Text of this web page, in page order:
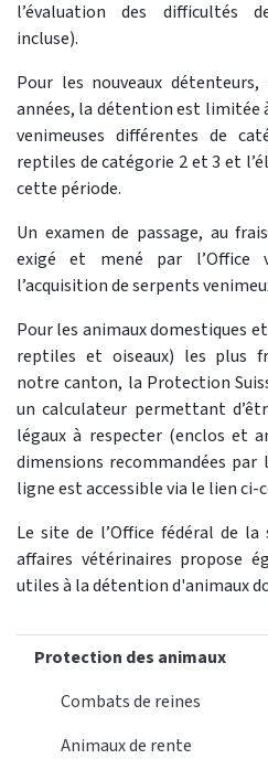
l’évaluation des difficultés
incluse).
Pour les nouveaux
années, la détention est limitée
venimeuses différentes de
reptiles de catégorie 2 et 3 et
cette période.
Un examen de passage, au
exigé et mené par l’Office
l’acquisition de serpents
Pour les animaux domestiques
reptiles et oiseaux) les plus
notre canton, la Protection
un calculateur permettant
légaux à respecter (enclos et
dimensions recommandées par
ligne est accessible via le lien ci-
Le site de l’Office fédéral de
affaires vétérinaires propose
utiles à la détention d'animaux
Protection des animaux
Combats de reines
Animaux de rente